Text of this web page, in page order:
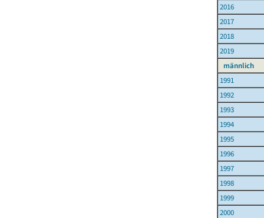
2016
2017
2018
2019
männlich
1991
1992
1993
1994
1995
1996
1997
1998
1999
2000